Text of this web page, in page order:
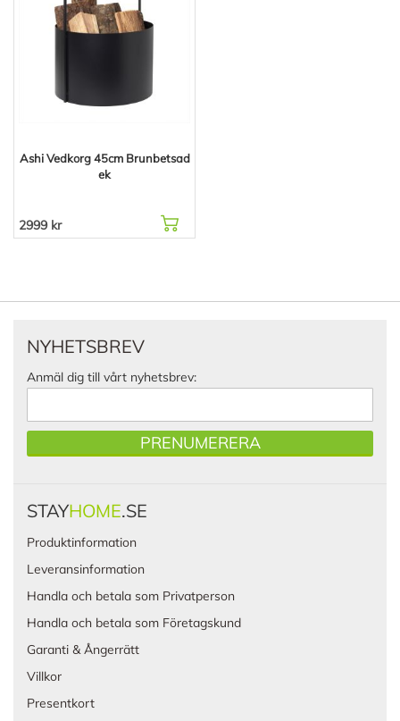
Ashi Vedkorg 45cm Brunbetsad
ek
2999 kr
NYHETSBREV
Anmäl dig till vårt nyhetsbrev:
PRENUMERERA
STAYHOME.SE
Produktinformation
Leveransinformation
Handla och betala som Privatperson
Handla och betala som Företagskund
Garanti & Ångerrätt
Villkor
Presentkort